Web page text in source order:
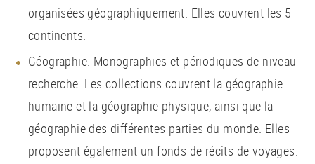
organisées géographiquement. Elles couvrent les 5
continents.
Géographie. Monographies et périodiques de niveau
recherche. Les collections couvrent la géographie
humaine et la géographie physique, ainsi que la
géographie des différentes parties du monde. Elles
proposent également un fonds de récits de voyages.